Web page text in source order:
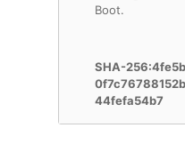
Boot.
SHA-
44fefa54b7